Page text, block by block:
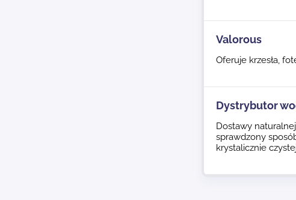
Valorous
Oferuje krzesła,
Dystrybutor
Dostawy
sprawdzony
krystalicznie